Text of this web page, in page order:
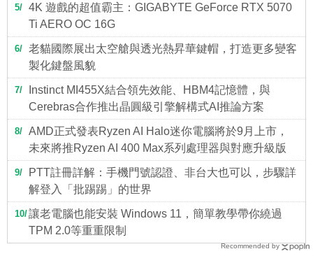
Recommended by
5
4K 遊戲的超值霸主：GIGABYTE GeForce RTX 5070
Ti AERO OC 16G
6
老貓國際展出太空艙與透光熱昇華鍵帽，打造更多變客
製化鍵盤風貌
7
Instinct MI455X結合領先效能、HBM4記憶體，與
Cerebras合作推出晶圓級引擎解構式AI推論方案
8
AMD正式發表Ryzen AI Halo迷你電腦將於9月上市，
未來將推Ryzen AI 400 Max系列處理器與對應升級版
9
PTT註冊詳解：手機門號認證、非台大也可以，步驟詳
解登入「批踢踢」的世界
10 讓老電腦也能安裝 Windows 11，簡單教學帶你繞過
TPM 2.0等重重限制